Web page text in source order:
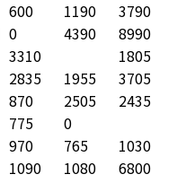
600 1190 3790
0 4390 8990
3310
1805
2835 1955 3705
870 2505 2435
775 0
970 765 1030
1090 1080 6800